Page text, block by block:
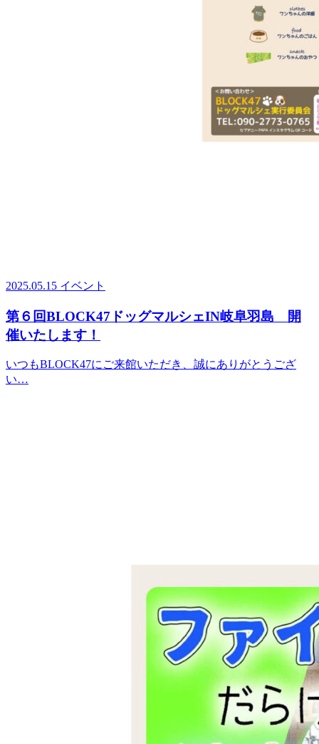
2025.05.15 イベント
第６回BLOCK47ドッグマルシェIN岐阜羽島 開
催いたします！
いつもBLOCK47にご来館いただき、誠にありがとうござ
い…